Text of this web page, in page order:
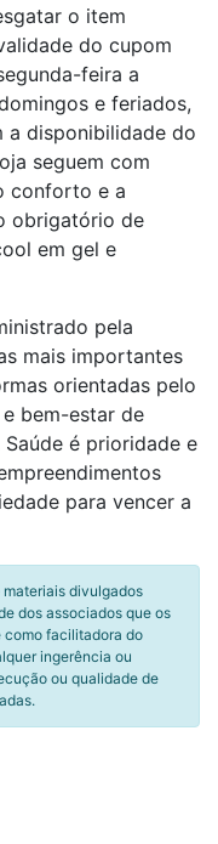
o item
do cupom
feira a
e feriados,
a disponibilidade do
seguem com
conforto e a
obrigatório de
em gel e
pela
mais importantes
orientadas pelo
bem-estar de
é prioridade e
para vencer a
divulgados
dos associados que os
como facilitadora do
ingerência ou
ou qualidade de